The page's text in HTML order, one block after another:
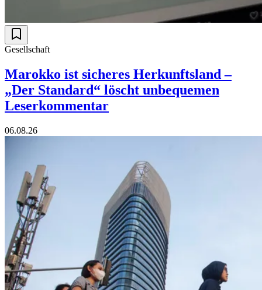
Gesellschaft
Marokko ist sicheres Herkunftsland –
„Der Standard“ löscht unbequemen
Leserkommentar
06.08.26